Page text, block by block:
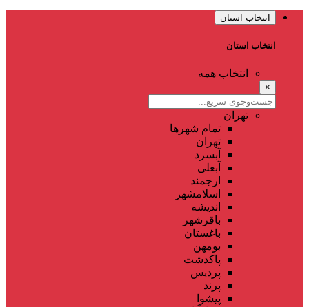
انتخاب استان
انتخاب استان
انتخاب همه
×
تهران
تمام شهر‌ها
تهران
آبسرد
آبعلی
ارجمند
اسلامشهر
اندیشه
باقرشهر
باغستان
بومهن
پاکدشت
پردیس
پرند
پیشوا